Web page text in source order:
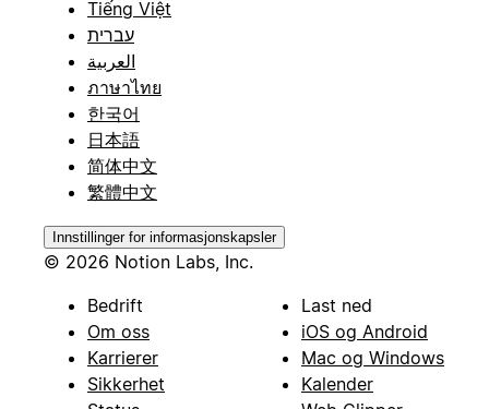
Tiếng Việt
עברית
العربية
ภาษาไทย
한국어
日本語
简体中文
繁體中文
Innstillinger for informasjonskapsler
© 2026 Notion Labs, Inc.
Bedrift
Om oss
Karrierer
Sikkerhet
Last ned
iOS og Android
Mac og Windows
Kalender